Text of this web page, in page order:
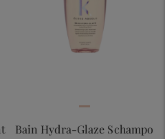
Bain Hydra-Glaze Schampo